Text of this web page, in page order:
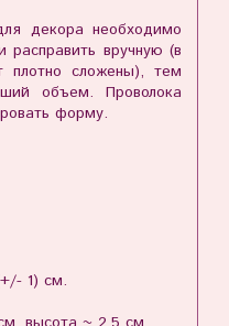
декора необходимо
вручную (в
плотно сложены), тем
объем. Проволока
форму.
1) см.